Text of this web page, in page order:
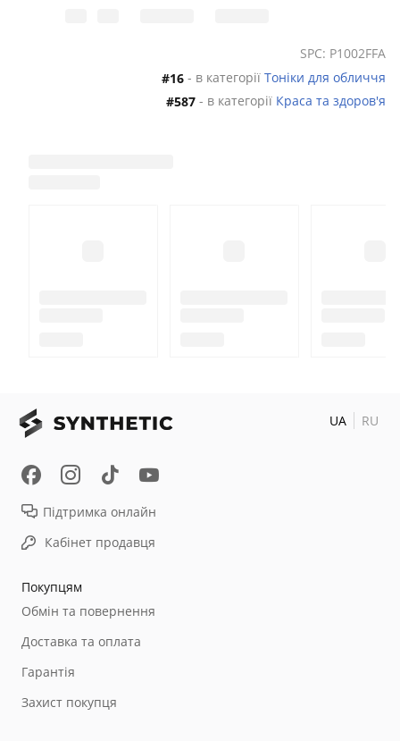
SPC: P1002FFA
#16 - в категорії Тоніки для обличчя
#587 - в категорії Краса та здоров'я
Покупцям
Обмін та повернення
Доставка та оплата
Гарантія
Захист покупця
Підтримка онлайн
Кабінет продавця
UA RU